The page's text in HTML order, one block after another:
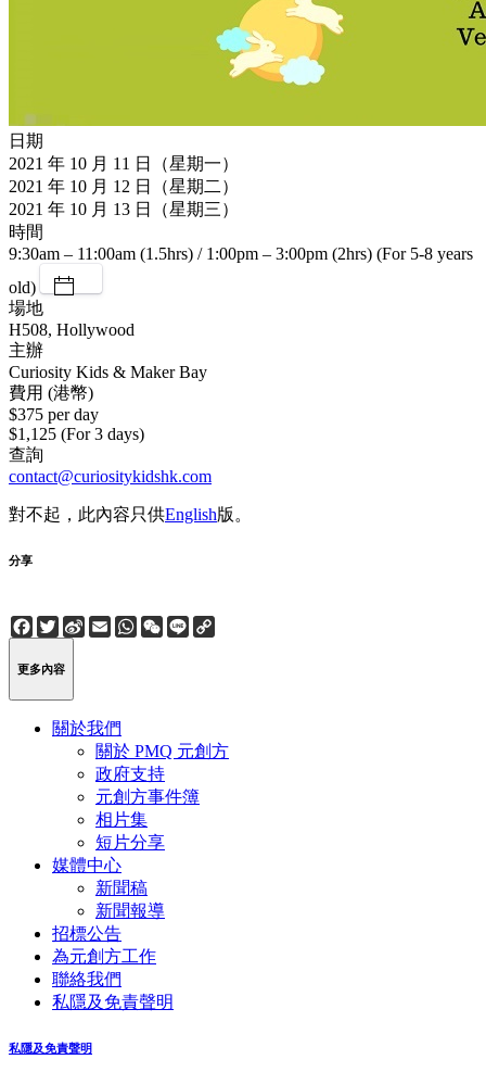
日期
2021 年 10 月 11 日（星期一）
2021 年 10 月 12 日（星期二）
2021 年 10 月 13 日（星期三）
時間
9:30am – 11:00am (1.5hrs) / 1:00pm – 3:00pm (2hrs) (For 5-8 years
old)
場地
H508, Hollywood
主辦
Curiosity Kids & Maker Bay
費用 (港幣)
$375 per day
$1,125 (For 3 days)
查詢
contact@curiositykidshk.com
對不起，此內容只供English版。
分享
Facebook
Twitter
Sina
Weibo
EmailWhatsApp
WeChat
Line
更多內容
關於我們
關於 PMQ 元創方
政府支持
元創方事件簿
相片集
短片分享
媒體中心
新聞稿
新聞報導
招標公告
為元創方工作
聯絡我們
私隱及免責聲明
私隱及免責聲明